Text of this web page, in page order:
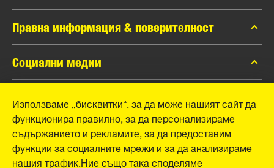
каталог MANN-FILTER
Контакти
Правна информация & поверителност
Защита на личните данни
Официално уведомление
Отпечатък
Социални медии
Instagram
YouTube
MANN+HUMMEL GmbH
Schwieberdinger Straße 126
71636 Ludwigsburg
Използваме „бисквитки“, за да може нашият сайт да
функционира правилно, за да персонализираме
съдържанието и рекламите, за да предоставим
функции за социалните мрежи и за да анализираме
нашия трафик.Ние също така споделяме